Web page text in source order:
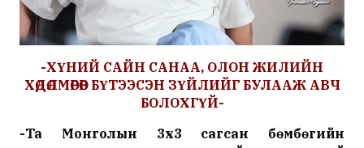
-ХҮНИЙ САЙН САНАА, ОЛОН ЖИЛИЙН
ХӨДӨЛМӨРӨӨР БҮТЭЭСЭН ЗҮЙЛИЙГ БУЛААЖ АВЧ
БОЛОХГҮЙ-
-Та Монголын 3х3 сагсан
бөмбөгийн